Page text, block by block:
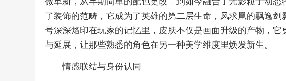
了装饰的范畴，它成为了英雄的第二层生命，凤求凰的飘逸
号深深烙印在玩家的记忆里，皮肤不仅是画面升级的产物，
与延展，让那些熟悉的角色在另一种美学维度里焕发新生。
情感联结与身份认同